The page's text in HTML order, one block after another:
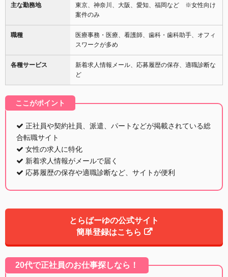
主な勤務地
東京、神奈川、大阪、愛知、福岡など ※女性向け
案件のみ
職種
医療事務・医療、看護師、歯科・歯科助手、オフィ
スワークが多め
各種サービス
新着求人情報メール、応募履歴の保存、適職診断な
ど
ここがポイント
正社員や契約社員、派遣、パートなどが掲載されている総
合転職サイト
女性の求人に特化
新着求人情報がメールで届く
応募履歴の保存や適職診断など、サイトが便利
とらばーゆの公式サイト
簡単登録はこちら
20代で正社員のお仕事探しなら！